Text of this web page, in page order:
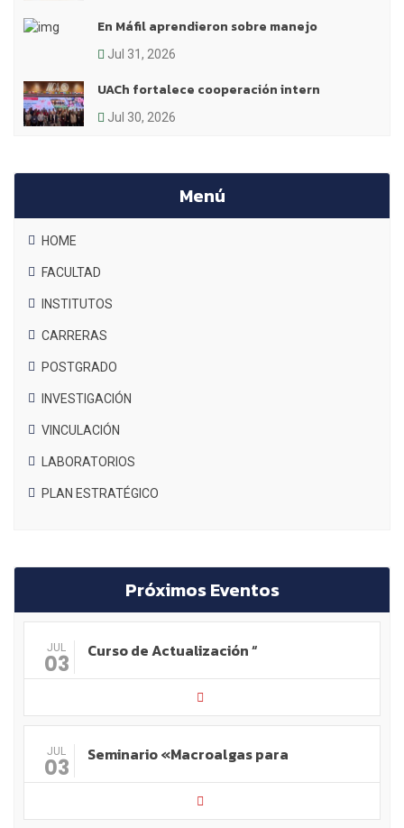
En Máfil aprendieron sobre manejo
Jul 31, 2026
UACh fortalece cooperación intern
Jul 30, 2026
Menú
HOME
FACULTAD
INSTITUTOS
CARRERAS
POSTGRADO
INVESTIGACIÓN
VINCULACIÓN
LABORATORIOS
PLAN ESTRATÉGICO
Próximos Eventos
JUL
03 Curso de Actualización “
JUL
03 Seminario «Macroalgas para